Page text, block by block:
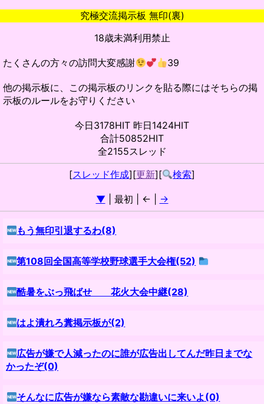
究極交流掲示板 無印(裏)
18歳未満利用禁止
たくさんの方々の訪問大変感謝 39
他の掲示板に、この掲示板のリンクを貼る際にはそちらの掲
示板のルールをお守りください
今日3178HIT 昨日1424HIT
合計50852HIT
全2155スレッド
[スレッド作成][更新][ 検索]
▼ | 最初 | ← | →
もう無印引退するわ(8)
第108回全国高等学校野球選手大会権(52)
酷暑をぶっ飛ばせ 花火大会中継(28)
はよ潰れろ糞掲示板が(2)
広告が嫌で人減ったのに誰が広告出してんだ昨日までな
かったぞ(0)
そんなに広告が嫌なら素敵な勘違いに来いよ(0)